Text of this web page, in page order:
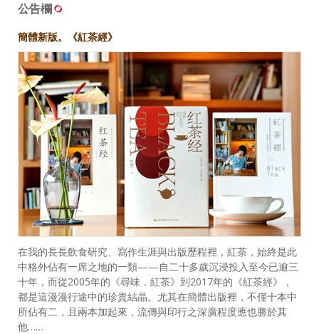
公告欄
簡體新版。《紅茶經》
在我的長長飲食研究、寫作生涯與出版歷程裡，紅茶，始終是此
中格外佔有一席之地的一類——自二十多歲沉浸投入至今已逾三
十年，而從2005年的《尋味．紅茶》到2017年的《紅茶經》，
都是這漫漫行途中的珍貴結晶。尤其在簡體出版裡，不僅十本中
所佔有二，且兩本加起來，流傳與印行之深廣程度應也勝於其
他……